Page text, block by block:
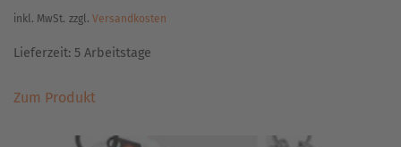
inkl. MwSt. zzgl. Versandkosten
Lieferzeit: 5 Arbeitstage
Zum ProduktProdukt
mehrere